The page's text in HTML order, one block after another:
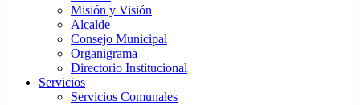
Misión y Visión
Alcalde
Consejo Municipal
Organigrama
Directorio Institucional
Servicios
Servicios Comunales